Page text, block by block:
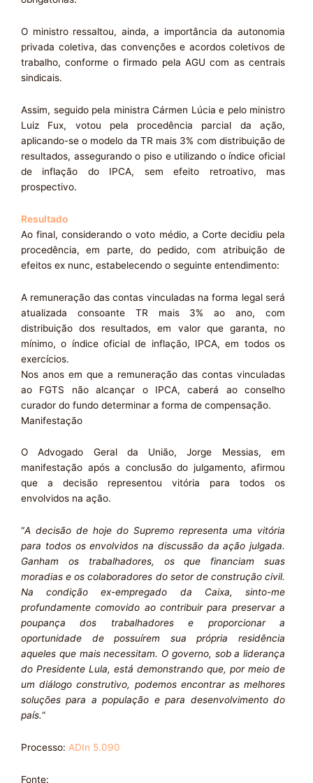
O ministro ressaltou, ainda, a importância da autonomia
privada coletiva, das convenções e acordos coletivos de
trabalho, conforme o firmado pela AGU com as centrais
sindicais.
Assim, seguido pela ministra Cármen Lúcia e pelo ministro
Luiz Fux, votou pela procedência parcial da ação,
aplicando-se o modelo da TR mais 3% com distribuição de
resultados, assegurando o piso e utilizando o índice oficial
de inflação do IPCA, sem efeito retroativo, mas
prospectivo.
Resultado
Ao final, considerando o voto médio, a Corte decidiu pela
procedência, em parte, do pedido, com atribuição de
efeitos ex nunc, estabelecendo o seguinte entendimento:
A remuneração das contas vinculadas na forma legal será
atualizada consoante TR mais 3% ao ano, com
distribuição dos resultados, em valor que garanta, no
mínimo, o índice oficial de inflação, IPCA, em todos os
exercícios.
Nos anos em que a remuneração das contas vinculadas
ao FGTS não alcançar o IPCA, caberá ao conselho
curador do fundo determinar a forma de compensação.
Manifestação
O Advogado Geral da União, Jorge Messias, em
manifestação após a conclusão do julgamento, afirmou
que a decisão representou vitória para todos os
envolvidos na ação.
“A decisão de hoje do Supremo representa uma vitória
para todos os envolvidos na discussão da ação julgada.
Ganham os trabalhadores, os que financiam suas
moradias e os colaboradores do setor de construção civil.
Na condição ex-empregado da Caixa, sinto-me
profundamente comovido ao contribuir para preservar a
poupança dos trabalhadores e proporcionar a
oportunidade de possuírem sua própria residência
aqueles que mais necessitam. O governo, sob a liderança
do Presidente Lula, está demonstrando que, por meio de
um diálogo construtivo, podemos encontrar as melhores
soluções para a população e para desenvolvimento do
país.“
Processo: ADIn 5.090
Fonte: